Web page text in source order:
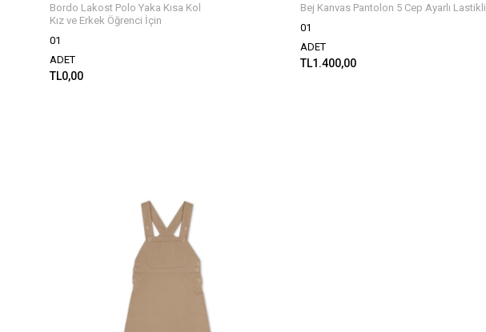
Bordo Lakost Polo Yaka Kısa Kol
Kız ve Erkek Öğrenci İçin
01
ADET
TL0,00
Bej Kanvas Pantolon 5 Cep Ayarlı Lastikli
01
ADET
TL1.400,00